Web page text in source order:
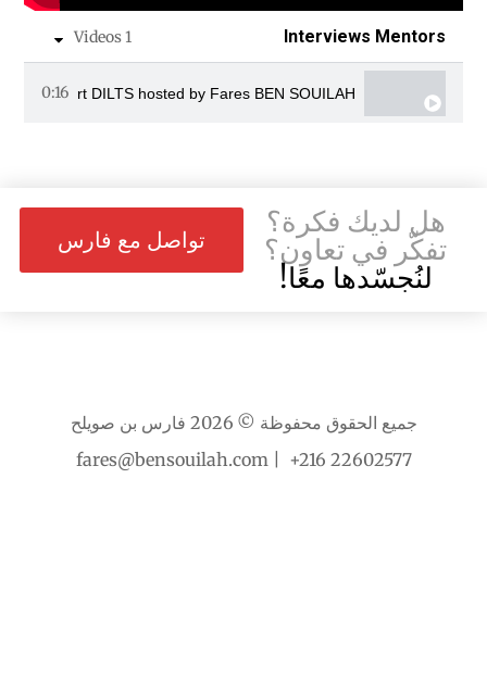
Interviews Mentors
1 Videos
Robert DILTS hosted by Fares BEN SOUILAH
0:16
هل لديك فكرة؟
تفكّر في تعاون؟
لنُجسّدها معًا!
تواصل مع فارس
جميع الحقوق محفوظة © 2026 فارس بن صويلح
fares@bensouilah.com | +216 22602577